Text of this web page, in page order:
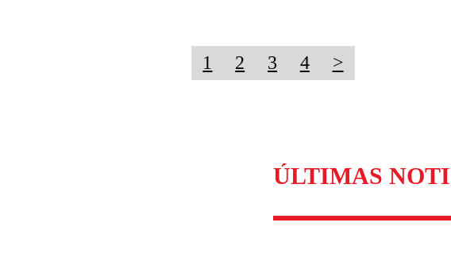
1 2 3 4 >
ÚLTIMAS